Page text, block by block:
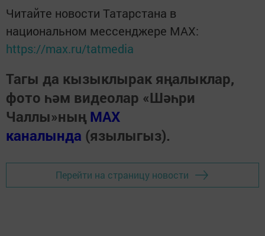
Читайте новости Татарстана в
национальном мессенджере MАХ:
https://max.ru/tatmedia
Тагы да кызыклырак яңалыклар,
фото һәм видеолар «Шәһри
Чаллы»ның MAX
каналында (язылыгыз).
Перейти на страницу новости